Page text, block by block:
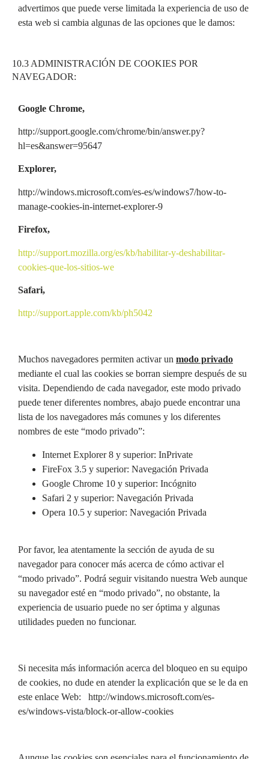
advertimos que puede verse limitada la experiencia de uso de
esta web si cambia algunas de las opciones que le damos:
10.3 ADMINISTRACIÓN DE COOKIES POR
NAVEGADOR:
Google Chrome,
http://support.google.com/chrome/bin/answer.py?
hl=es&answer=95647
Explorer,
http://windows.microsoft.com/es-es/windows7/how-to-
manage-cookies-in-internet-explorer-9
Firefox,
http://support.mozilla.org/es/kb/habilitar-y-deshabilitar-
cookies-que-los-sitios-we
Safari,
http://support.apple.com/kb/ph5042
Muchos navegadores permiten activar un modo privado
mediante el cual las cookies se borran siempre después de su
visita. Dependiendo de cada navegador, este modo privado
puede tener diferentes nombres, abajo puede encontrar una
lista de los navegadores más comunes y los diferentes
nombres de este “modo privado”:
Internet Explorer 8 y superior: InPrivate
FireFox 3.5 y superior: Navegación Privada
Google Chrome 10 y superior: Incógnito
Safari 2 y superior: Navegación Privada
Opera 10.5 y superior: Navegación Privada
Por favor, lea atentamente la sección de ayuda de su
navegador para conocer más acerca de cómo activar el
“modo privado”. Podrá seguir visitando nuestra Web aunque
su navegador esté en “modo privado”, no obstante, la
experiencia de usuario puede no ser óptima y algunas
utilidades pueden no funcionar.
Si necesita más información acerca del bloqueo en su equipo
de cookies, no dude en atender la explicación que se le da en
este enlace Web: http://windows.microsoft.com/es-
es/windows-vista/block-or-allow-cookies